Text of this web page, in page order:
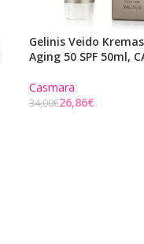
Gelinis Veido
Aging 50 SPF 50ml,
Casmara
34,00€26,86€